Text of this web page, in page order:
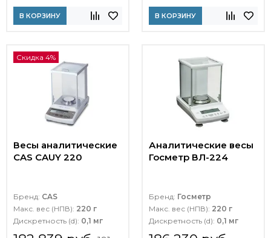
В КОРЗИНУ В КОРЗИНУ
Скидка 4%
Весы аналитические
CAS CAUY 220
Бренд: CAS
Макс. вес (НПВ): 220 г
Дискретность (d): 0,1 мг
Аналитические весы
Госметр ВЛ-224
Бренд: Госметр
Макс. вес (НПВ): 220 г
Дискретность (d): 0,1 мг